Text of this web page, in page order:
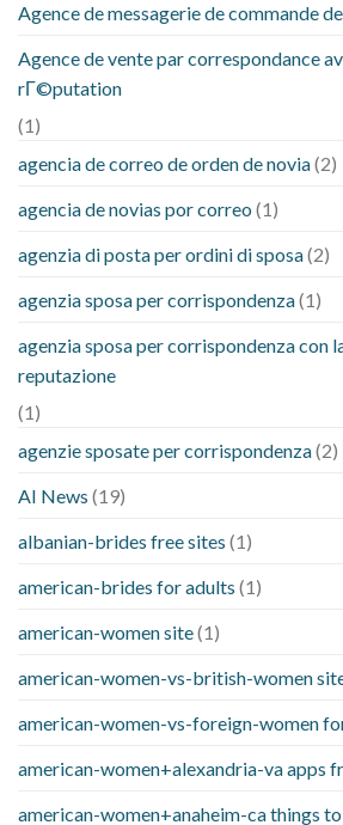
Agence de messagerie de commande
Agence de vente par correspondance
rГ©putation
(1)
agencia de correo de orden de novia(2)
agencia de novias por correo (1)
agenzia di posta per ordini di sposa(2)
agenzia sposa per corrispondenza(1)
agenzia sposa per corrispondenza con
reputazione
(1)
agenzie sposate per corrispondenza(2)
AI News (19)
albanian-brides free sites (1)
american-brides for adults (1)
american-women site(1)
american-women-vs-british-women
american-women-vs-foreign-women
american-women+alexandria-va apps
american-women+anaheim-ca things